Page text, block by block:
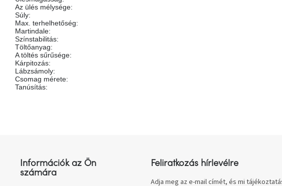
Az ülés mélysége:
Súly:
Max. terhelhetőség:
Martindale:
Színstabilitás:
Töltőanyag:
A töltés sűrűsége:
Kárpitozás:
Lábzsámoly:
Csomag mérete:
Tanúsítás:
Információk az Ön
számára
Feliratkozás hírlevélre
Adja meg az e-mail címét, és mi